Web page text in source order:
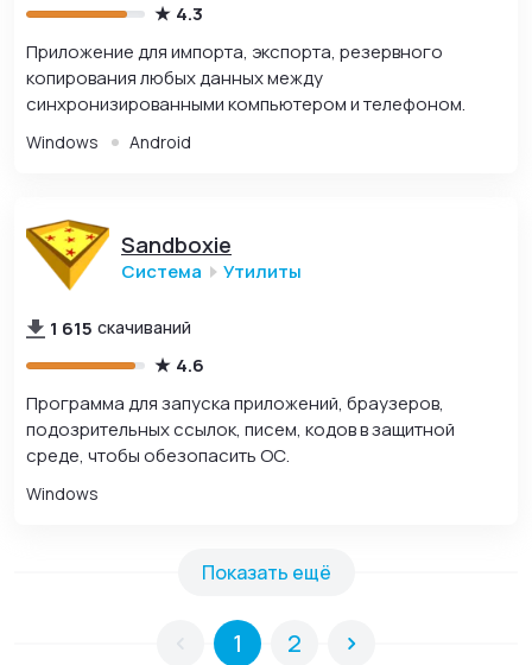
4.3
Приложение для импорта, экспорта, резервного
копирования любых данных между
синхронизированными компьютером и телефоном.
Windows Android
Sandboxie
Система Утилиты
1 615 скачиваний
4.6
Программа для запуска приложений, браузеров,
подозрительных ссылок, писем, кодов в защитной
среде, чтобы обезопасить ОС.
Windows
1 2
Показать ещё